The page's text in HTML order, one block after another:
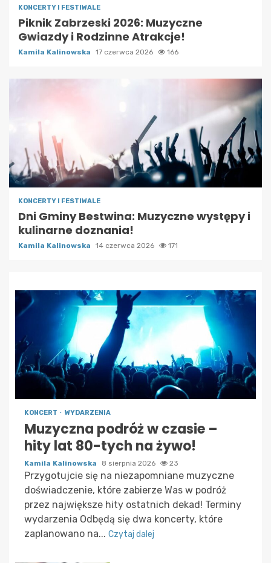
KONCERTY I FESTIWALE
Piknik Zabrzeski 2026: Muzyczne
Gwiazdy i Rodzinne Atrakcje!
Kamila Kalinowska 17 czerwca 2026 166
KONCERTY I FESTIWALE
Dni Gminy Bestwina: Muzyczne występy i
kulinarne doznania!
Kamila Kalinowska 14 czerwca 2026 171
KONCERT WYDARZENIA
Muzyczna podróż w czasie –
hity lat 80-tych na żywo!
Kamila Kalinowska 8 sierpnia 2026 23
Przygotujcie się na niezapomniane muzyczne
doświadczenie, które zabierze Was w podróż
przez największe hity ostatnich dekad! Terminy
wydarzenia Odbędą się dwa koncerty, które
zaplanowano na... Czytaj dalej